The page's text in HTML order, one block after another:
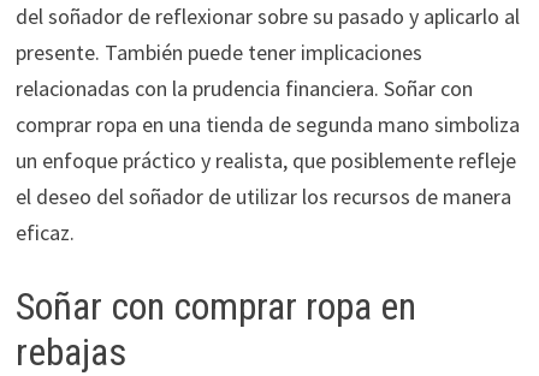
del soñador de reflexionar sobre su pasado y aplicarlo al
presente. También puede tener implicaciones
relacionadas con la prudencia financiera. Soñar con
comprar ropa en una tienda de segunda mano simboliza
un enfoque práctico y realista, que posiblemente refleje
el deseo del soñador de utilizar los recursos de manera
eficaz.
Soñar con comprar ropa en
rebajas